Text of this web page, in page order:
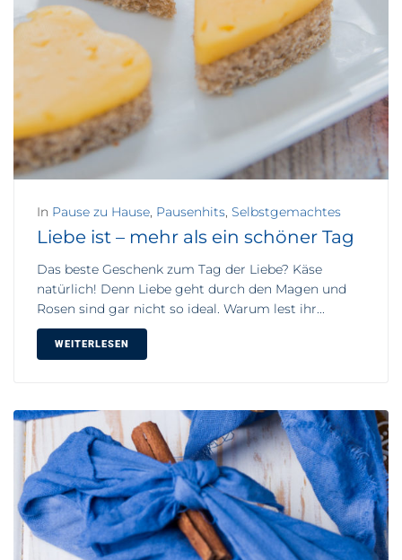
In Pause zu Hause, Pausenhits, Selbstgemachtes
Liebe ist – mehr als ein schöner Tag
Das beste Geschenk zum Tag der Liebe? Käse
natürlich! Denn Liebe geht durch den Magen und
Rosen sind gar nicht so ideal. Warum lest ihr...
WEITERLESEN